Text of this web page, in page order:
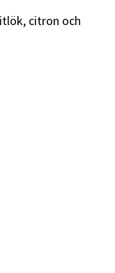
citron och